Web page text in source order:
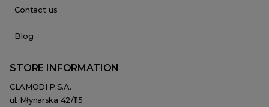
Contact us
Blog
STORE INFORMATION
CLAMODI P.S.A.
ul. Młynarska 42/115